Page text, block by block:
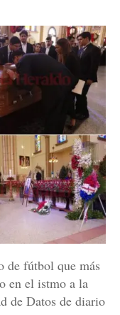
de fútbol que más
en el istmo a la
de Datos de diario